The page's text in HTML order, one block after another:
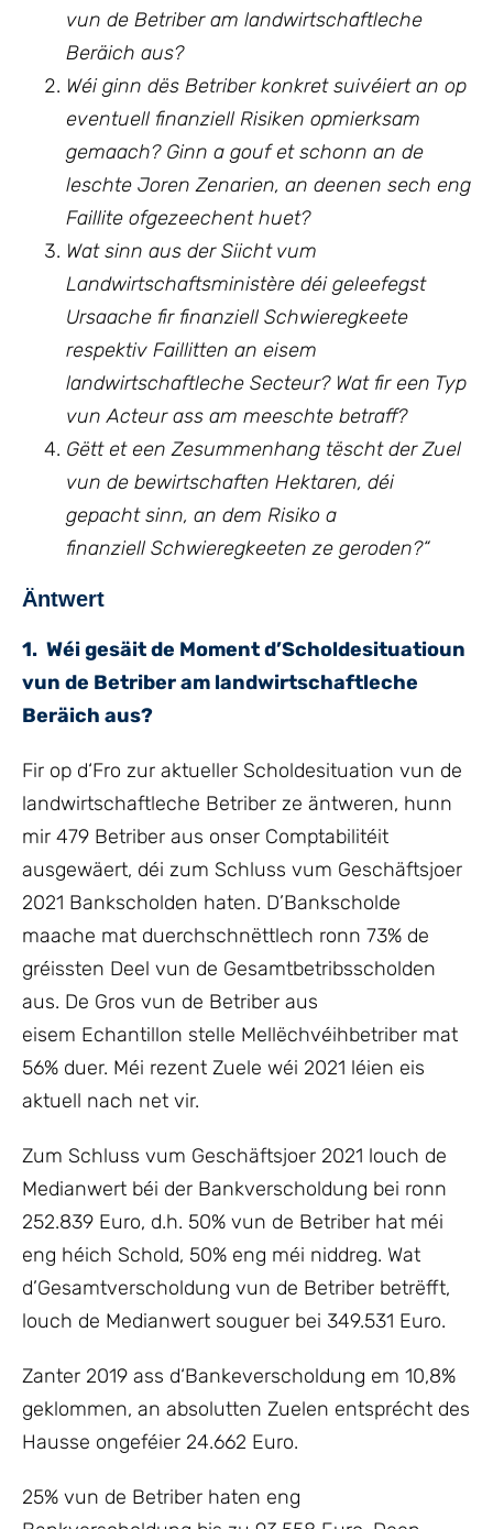
vun de Betriber am landwirtschaftleche
Beräich aus?
Wéi ginn dës Betriber konkret suivéiert an op
eventuell finanziell Risiken opmierksam
gemaach? Ginn a gouf et schonn an de
leschte Joren Zenarien, an deenen sech eng
Faillite ofgezeechent huet?
Wat sinn aus der Siicht vum
Landwirtschaftsministère déi geleefegst
Ursaache fir finanziell Schwieregkeete
respektiv Faillitten an eisem
landwirtschaftleche Secteur? Wat fir een Typ
vun Acteur ass am meeschte betraff?
Gëtt et een Zesummenhang tëscht der Zuel
vun de bewirtschaften Hektaren, déi
gepacht sinn, an dem Risiko a
finanziell Schwieregkeeten ze geroden?“
Äntwert
1. Wéi gesäit de Moment d’Scholdesituatioun
vun de Betriber am landwirtschaftleche
Beräich aus?
Fir op d‘Fro zur aktueller Scholdesituation vun de
landwirtschaftleche Betriber ze äntweren, hunn
mir 479 Betriber aus onser Comptabilitéit
ausgewäert, déi zum Schluss vum Geschäftsjoer
2021 Bankscholden haten. D’Bankscholde
maache mat duerchschnëttlech ronn 73% de
gréissten Deel vun de Gesamtbetribsscholden
aus. De Gros vun de Betriber aus
eisem Echantillon stelle Mellëchvéihbetriber mat
56% duer. Méi rezent Zuele wéi 2021 léien eis
aktuell nach net vir.
Zum Schluss vum Geschäftsjoer 2021 louch de
Medianwert béi der Bankverscholdung bei ronn
252.839 Euro, d.h. 50% vun de Betriber hat méi
eng héich Schold, 50% eng méi niddreg. Wat
d’Gesamtverscholdung vun de Betriber betrëfft,
louch de Medianwert souguer bei 349.531 Euro.
Zanter 2019 ass d‘Bankeverscholdung em 10,8%
geklommen, an absolutten Zuelen entsprécht des
Hausse ongeféier 24.662 Euro.
25% vun de Betriber haten eng